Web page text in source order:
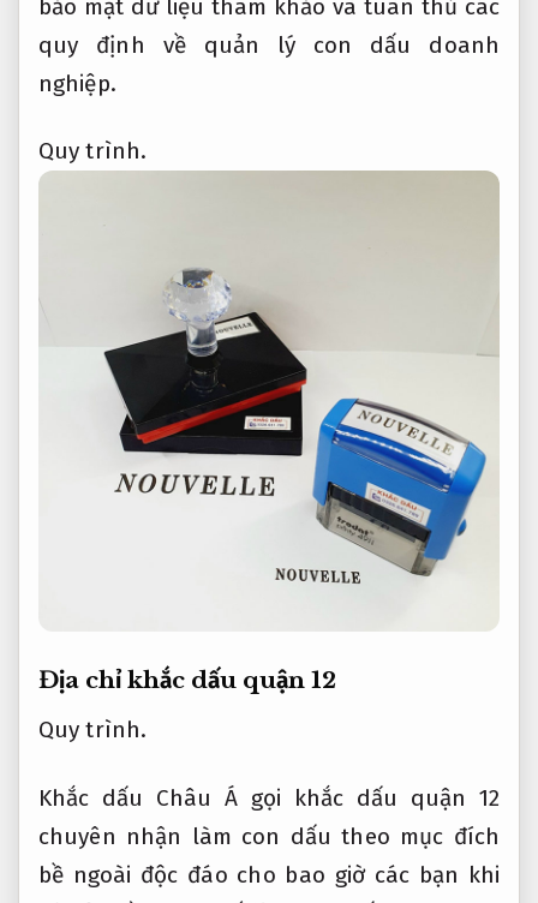
bảo mật dữ liệu tham khảo và tuân thủ các
quy định về quản lý con dấu doanh
nghiệp.
Quy trình.
Địa chỉ khắc dấu quận 12
Quy trình.
Khắc dấu Châu Á gọi khắc dấu quận 12
chuyên nhận làm con dấu theo mục đích
bề ngoài độc đáo cho bao giờ các bạn khi